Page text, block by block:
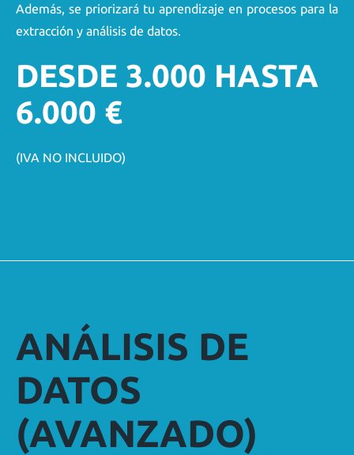
Además, se priorizará tu aprendizaje en procesos para la
extracción y análisis de datos.
DESDE 3.000 HASTA
6.000 €
(IVA NO INCLUIDO)
ANÁLISIS DE
DATOS
(AVANZADO)